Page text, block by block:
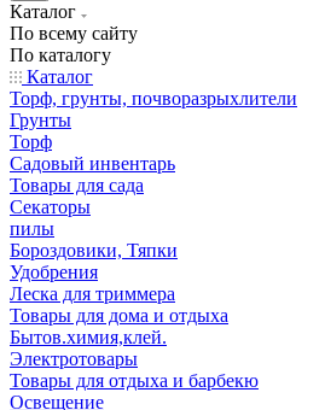
Каталог
По всему сайту
По каталогу
Каталог
Торф, грунты, почворазрыхлители
Грунты
Торф
Садовый инвентарь
Товары для сада
Секаторы
пилы
Бороздовики, Тяпки
Удобрения
Леска для триммера
Товары для дома и отдыха
Бытов.химия,клей.
Электротовары
Товары для отдыха и барбекю
Освещение